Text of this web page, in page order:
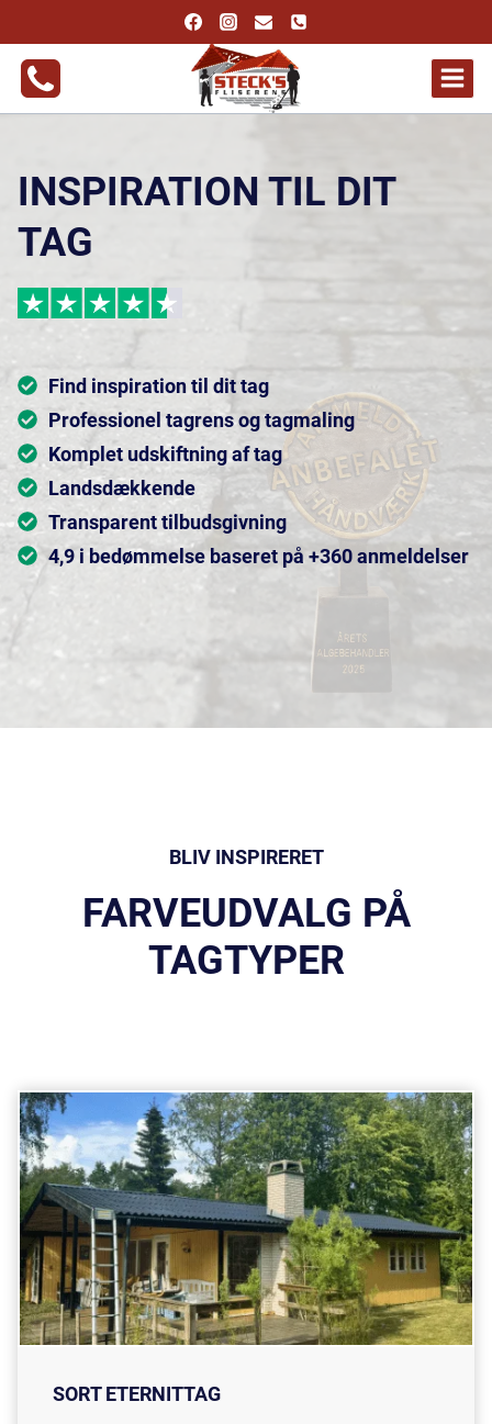
til
indhold
INSPIRATION TIL DIT
TAG
Find inspiration til dit tag
Professionel tagrens og tagmaling
Komplet udskiftning af tag
Landsdækkende
Transparent tilbudsgivning
4,9 i bedømmelse baseret på +360 anmeldelser
BLIV INSPIRERET
FARVEUDVALG PÅ
TAGTYPER
SORT ETERNITTAG